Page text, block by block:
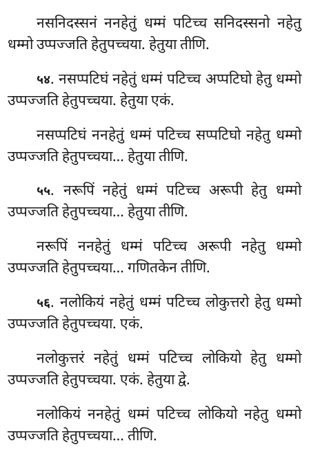
नसनिदस्सनं ननहेतुं धम्मं पटिच्च सनिदस्सनो नहेतु
धम्मो उप्पज्जति हेतुपच्चया. हेतुया तीणि.
५४. नसप्पटिघंनहेतुं धम्मं पटिच्च अप्पटिघो हेतु धम्मो
उप्पज्जति हेतुपच्चया. हेतुयाएकं.
नसप्पटिघं ननहेतुं धम्मं पटिच्च सप्पटिघो नहेतु धम्मो
उप्पज्जति हेतुपच्चया… हेतुया तीणि.
५५. नरूपिं नहेतुं धम्मं पटिच्च अरूपी हेतु धम्मो
उप्पज्जति हेतुपच्चया… हेतुया तीणि.
नरूपिं ननहेतुं धम्मं पटिच्च अरूपी नहेतु धम्मो
उप्पज्जति हेतुपच्चया… गणितकेन तीणि.
५६. नलोकियं नहेतुं धम्मं पटिच्च लोकुत्तरो हेतु धम्मो
उप्पज्जति हेतुपच्चया. एकं.
नलोकुत्तरं नहेतुं धम्मं पटिच्च लोकियो हेतु धम्मो
उप्पज्जति हेतुपच्चया. एकं. हेतुया द्वे.
नलोकियं ननहेतुं धम्मं पटिच्च लोकियो नहेतु धम्मो
उप्पज्जति हेतुपच्चया… तीणि.